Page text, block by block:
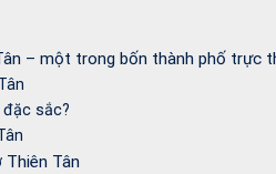
– một trong bốn thành phố trực
sắc?
Thiên Tân